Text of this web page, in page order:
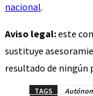
nacional.
Aviso legal:este
sustituye
resultado de
TAGS